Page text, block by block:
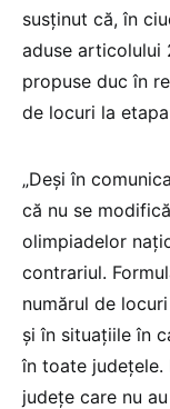
susținut că, în
aduse articolului
propuse duc în
de locuri la
„Deși în
că nu se
olimpiadelor
contrariul.
numărul de
și în situațiile în
în toate județele.
județe care nu